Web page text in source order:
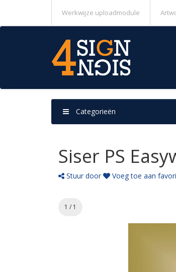
Werkwijze uploadmodule
Categorieën
Siser PS
Stuur door Voeg toe aan
1 / 1